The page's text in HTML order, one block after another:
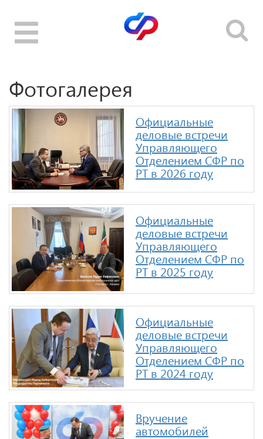
Toggle
navigation
Фотогалерея
Официальные
деловые встречи
Управляющего
Отделением CФР по
РТ в 2026 году
Официальные
деловые встречи
Управляющего
Отделением CФР по
РТ в 2025 году
Официальные
деловые встречи
Управляющего
Отделением CФР по
РТ в 2024 году
Вручение
автомобилей